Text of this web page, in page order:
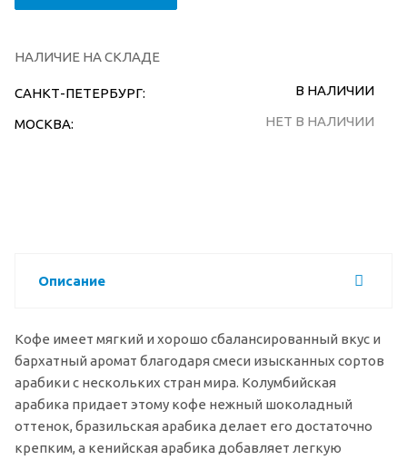
НАЛИЧИЕ НА СКЛАДЕ
САНКТ-ПЕТЕРБУРГ: В НАЛИЧИИ
МОСКВА: НЕТ В НАЛИЧИИ
Описание
Кофе имеет мягкий и хорошо сбалансированный вкус и
бархатный аромат благодаря смеси изысканных сортов
арабики с нескольких стран мира. Колумбийская
арабика придает этому кофе нежный шоколадный
оттенок, бразильская арабика делает его достаточно
крепким, а кенийская арабика добавляет легкую